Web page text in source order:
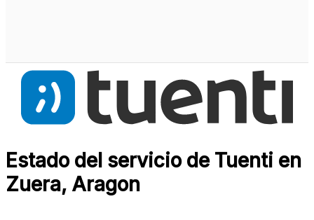
Estado del servicio de Tuenti en
Zuera, Aragon